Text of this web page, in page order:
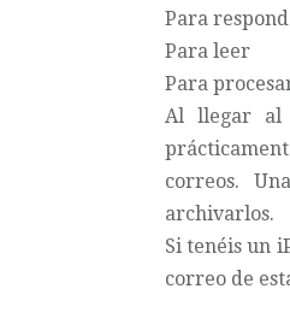
Para
Para leer
Para
Al llegar al
correos.
archivarlos.
Si tenéis un
correo de